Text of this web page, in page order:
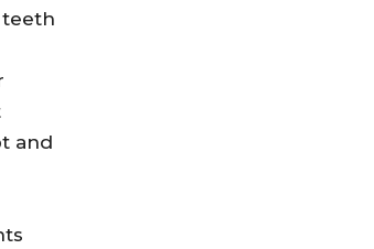
teeth
and